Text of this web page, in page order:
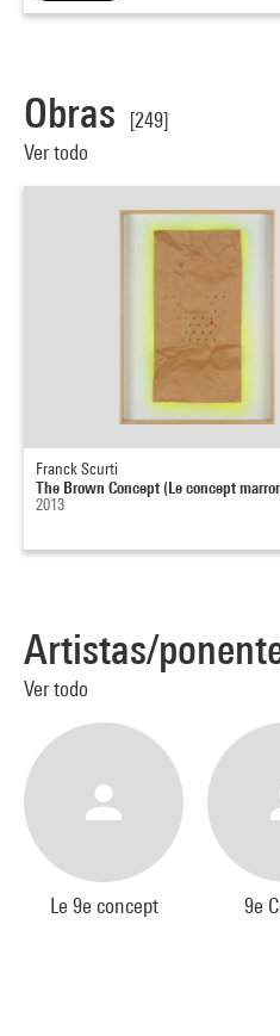
Obras
[249]
Ver todo
Franck Scurti
The Brown Concept (Le concept
2013
Artistas/
Ver todo
Le 9e concept 9e